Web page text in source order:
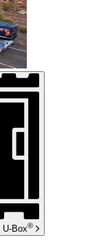
U-Box®